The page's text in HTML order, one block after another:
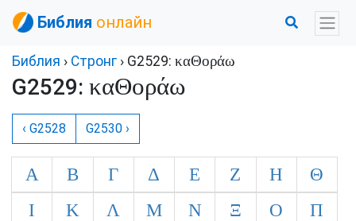
Библия онлайн
Библия › Стронг › G2529: καΘοράω
G2529: καΘοράω
‹ G2528 G2530 ›
Α Β Γ Δ Ε Ζ Η
Θ
Ι
Κ Λ Μ Ν Ξ Ο
Π